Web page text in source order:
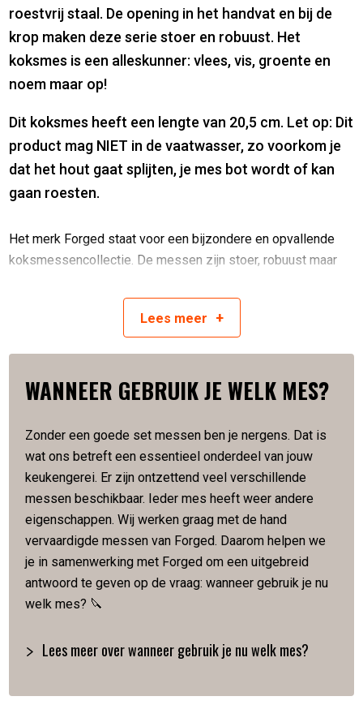
roestvrij staal. De opening in het handvat en bij de
krop maken deze serie stoer en robuust. Het
koksmes is een alleskunner: vlees, vis, groente en
noem maar op!
Dit koksmes heeft een lengte van 20,5 cm. Let op: Dit
product mag NIET in de vaatwasser, zo voorkom je
dat het hout gaat splijten, je mes bot wordt of kan
gaan roesten.
Het merk Forged staat voor een bijzondere en opvallende
koksmessencollectie. De messen zijn stoer, robuust maar
De messen van Forged hebben een hardheid van 58-60
rockwell, deze blijven dus super lang scherp. Alle messen
SPECIFICATIES
Vervaardigd van Japans staal
Hardheid van 58 Rockwell
Lemmetlengte is 20.5 cm
Lemmetdikte is 2 mm
Slijphoek van 18 graden
Gewicht 260 gram
Met de hand gesmeed
Verpakt in een luxe houten kistje
Lees meer +
WANNEER GEBRUIK JE WELK MES?
Zonder een goede set messen ben je nergens. Dat is
wat ons betreft een essentieel onderdeel van jouw
keukengerei. Er zijn ontzettend veel verschillende
messen beschikbaar. Ieder mes heeft weer andere
eigenschappen. Wij werken graag met de hand
vervaardigde messen van Forged. Daarom helpen we
je in samenwerking met Forged om een uitgebreid
antwoord te geven op de vraag: wanneer gebruik je nu
welk mes? 🔪
Lees meer over wanneer gebruik je nu welk mes?